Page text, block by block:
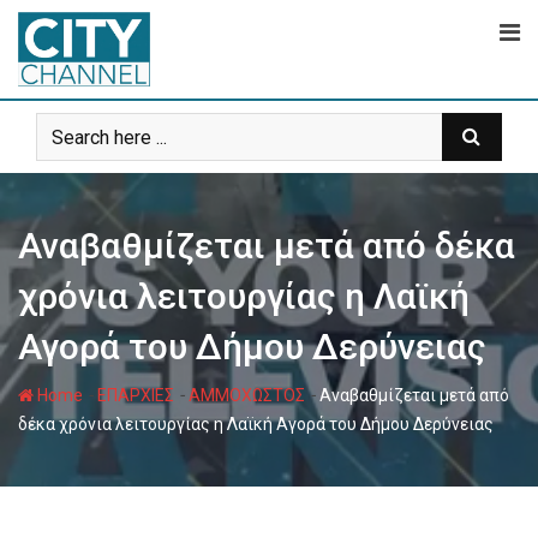
Skip
content
Αναβαθμίζεται μετά από δέκα
χρόνια λειτουργίας η Λαϊκή
Αγορά του Δήμου Δερύνειας
Home - ΕΠΑΡΧΙΕΣ -ΑΜΜΟΧΩΣΤΟΣ-Αναβαθμίζεται μετά από
δέκα χρόνια λειτουργίας η Λαϊκή Αγορά του Δήμου Δερύνειας